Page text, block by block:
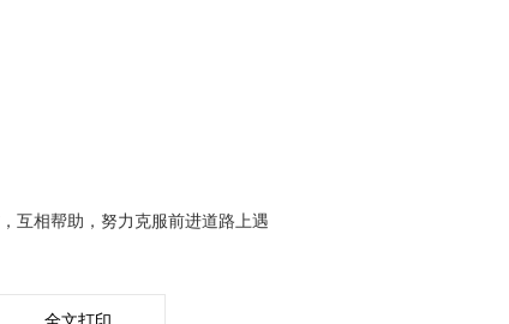
互相帮助，努力克服前进道路上遇